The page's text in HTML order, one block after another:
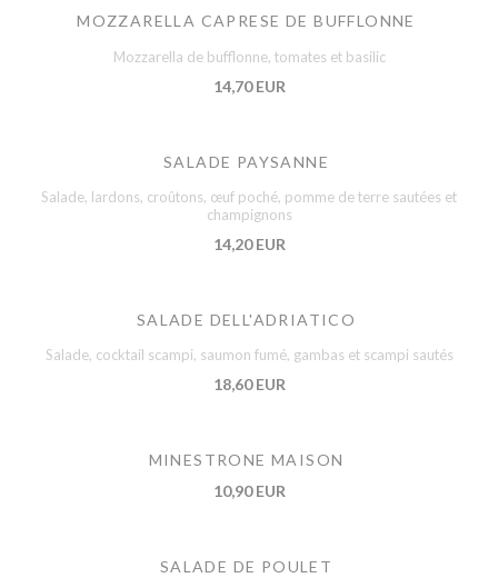
MOZZARELLA CAPRESE DE BUFFLONNE
Mozzarella de bufflonne, tomates et basilic
14,70 EUR
SALADE PAYSANNE
Salade, lardons, croûtons, œuf poché, pomme de terre sautées et
champignons
14,20 EUR
SALADE DELL'ADRIATICO
Salade, cocktail scampi, saumon fumé, gambas et scampi sautés
18,60 EUR
MINESTRONE MAISON
10,90 EUR
SALADE DE POULET